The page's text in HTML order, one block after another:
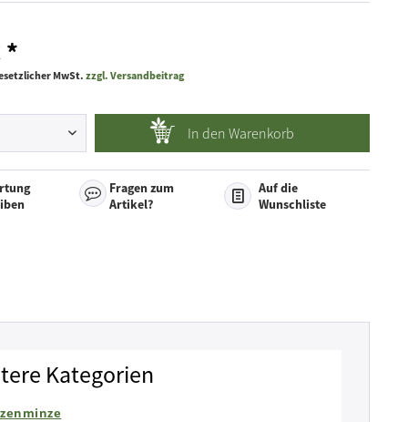
*
MwSt.zzgl. Versandbeitrag
In den Warenkorb
Fragen zum
Artikel?
Auf die
Wunschliste
Kategorien